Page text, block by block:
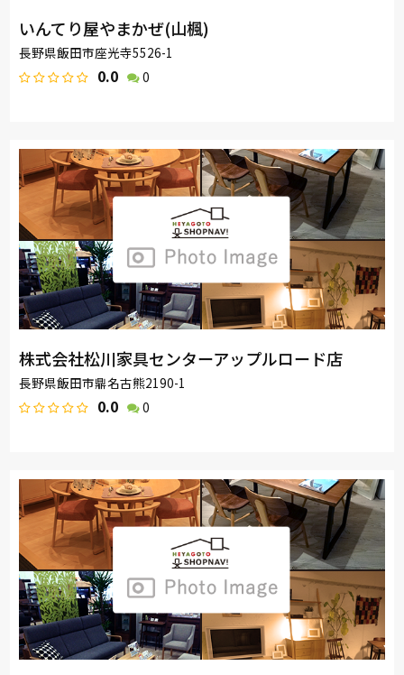
いんてり屋やまかぜ(山楓)
長野県飯田市座光寺5526-1
0.0 0
株式会社松川家具センターアップルロード店
長野県飯田市鼎名古熊2190-1
0.0 0